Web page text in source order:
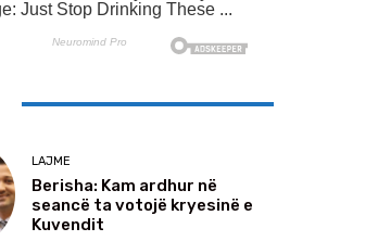
LAJME
Berisha: Kam ardhur në
seancë ta votojë kryesinë e
Kuvendit